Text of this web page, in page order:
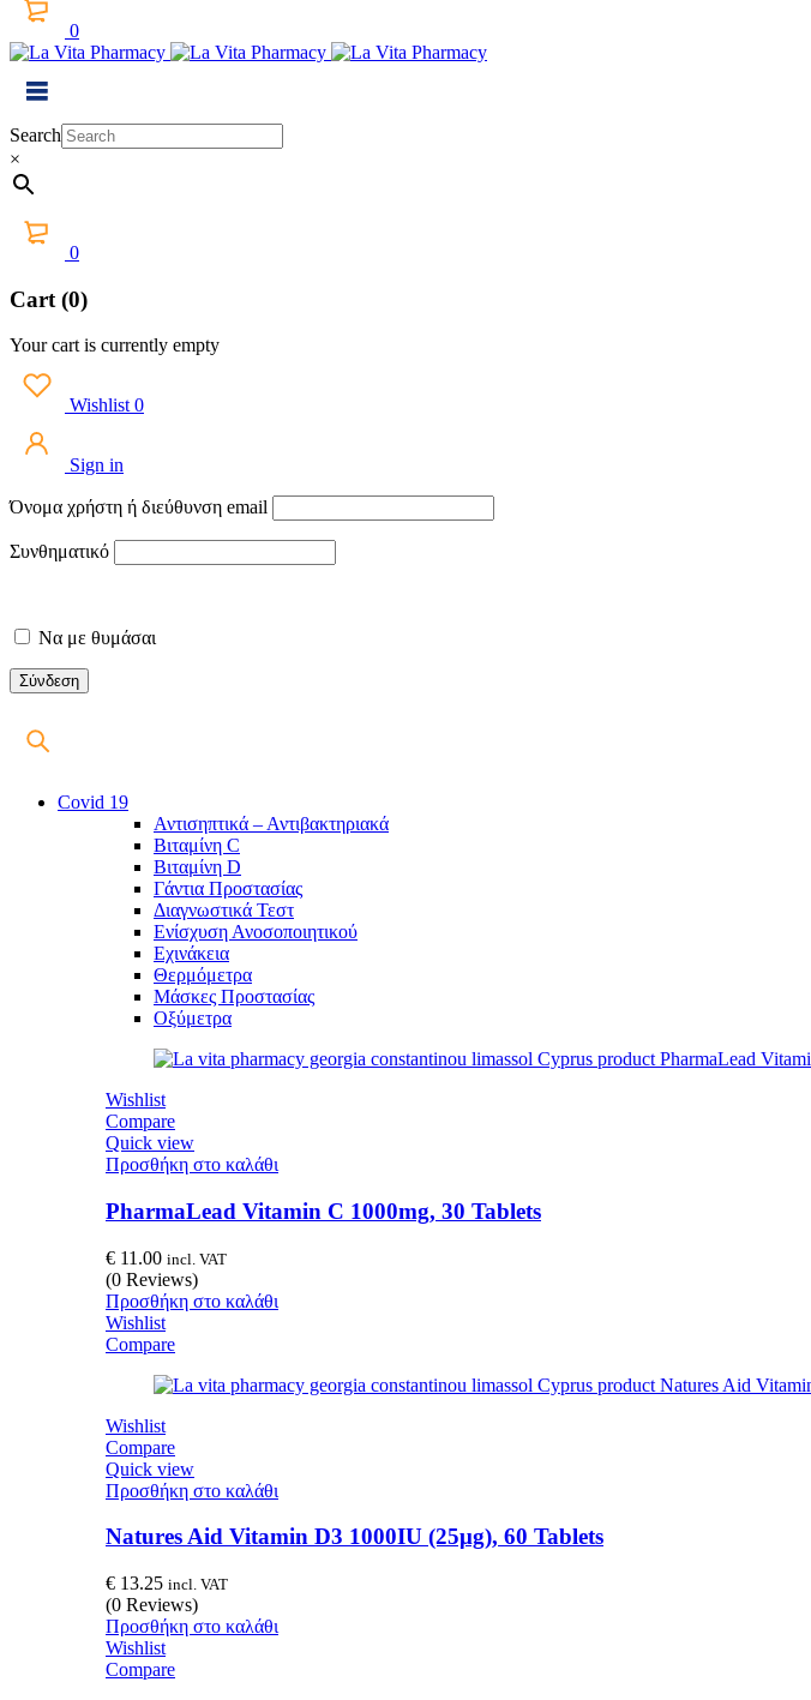
0
Search
×
0
Cart (0)
Your cart is currently empty
Wishlist 0
Sign in
Όνομα χρήστη ή διεύθυνση email
Συνθηματικό
Να με θυμάσαι
Covid 19
Αντισηπτικά – Αντιβακτηριακά
Βιταμίνη C
Βιταμίνη D
Γάντια Προστασίας
Διαγνωστικά Τεστ
Ενίσχυση Ανοσοποιητικού
Εχινάκεια
Θερμόμετρα
Μάσκες Προστασίας
Οξύμετρα
Wishlist
Compare
Quick view
Προσθήκη στο καλάθι
PharmaLead Vitamin C 1000mg, 30 Tablets
€ 11.00 incl. VAT
(0 Reviews)
Προσθήκη στο καλάθι
Wishlist
Compare
Wishlist
Compare
Quick view
Προσθήκη στο καλάθι
Natures Aid Vitamin D3 1000IU (25μg), 60 Tablets
€ 13.25 incl. VAT
(0 Reviews)
Προσθήκη στο καλάθι
Wishlist
Compare